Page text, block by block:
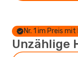
Nr. 1 im Preis
Unzählige